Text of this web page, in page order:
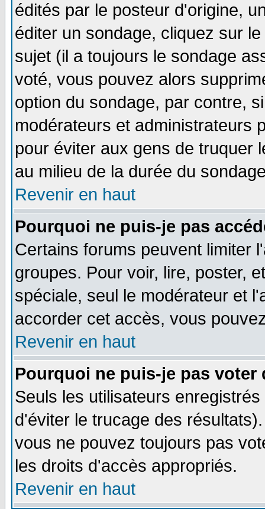
édités par le posteur d'origine,
éditer un sondage, cliquez sur
sujet (il a toujours le sondage
voté, vous pouvez alors
option du sondage, par contre,
modérateurs et administrateurs
pour éviter aux gens de truquer
au milieu de la durée du
Revenir en haut
Pourquoi ne puis-je pas
Certains forums peuvent limiter
groupes. Pour voir, lire, poster,
spéciale, seul le modérateur et
accorder cet accès, vous
Revenir en haut
Pourquoi ne puis-je pas voter
Seuls les utilisateurs
d'éviter le trucage des
vous ne pouvez toujours pas
les droits d'accès appropriés.
Revenir en haut